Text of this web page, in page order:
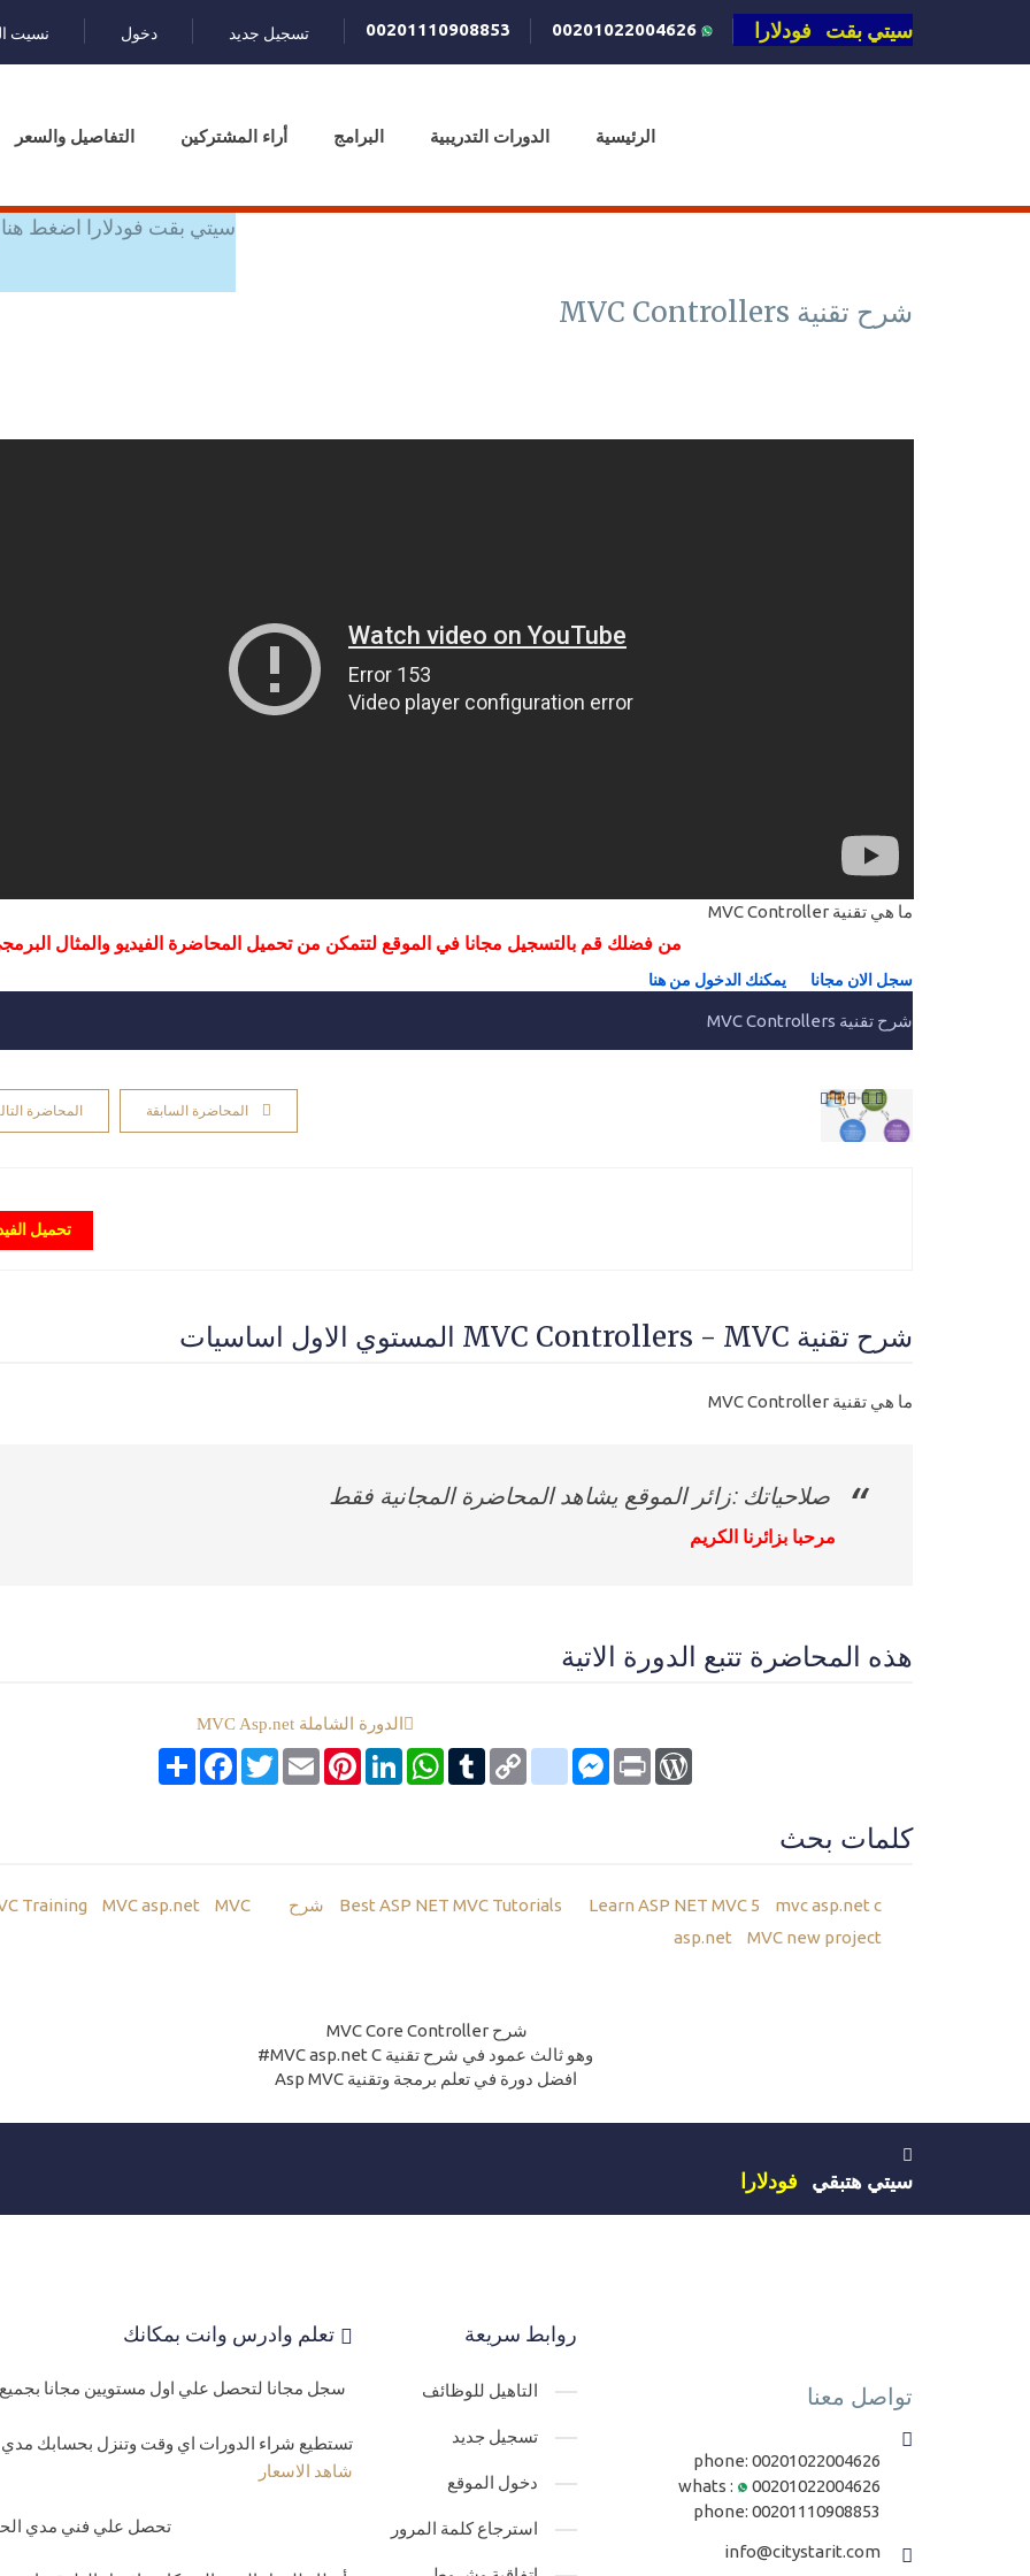
سيتي بقت فودلارا 00201110908853 تسجيل جديد دخول نسيت
الرئيسية الدورات التدريبية البرامج أراء المشتركين التفاصيل والسعر
سيتي بقت فودلارا اضغط
شرح تقنية MVC Controllers
ما هي تقنية MVC Controller
من فضلك قم بالتسجيل مجانا في الموقع لتتمكن من تحميل المحاضرة الفيديو والمثال
سجل الان مجانا يمكنك الدخول من هنا
شرح تقنية MVC Controllers
المحاضرة السابقة المحاضرة
تحميل
شرح تقنية MVC Controllers - MVC المستوي الاول اساسيات
ما هي تقنية MVC Controller
صلاحياتك :زائر الموقع يشاهد المحاضرة المجانية فقط
مرحبا بزائرنا الكريم
هذه المحاضرة تتبع الدورة الاتية
الدورة الشاملة MVC Asp.net
انشر
FacebookTwitterEmail
PinterestLinkedIn
WhatsAppTumblr Copy
Link
google_bookmarksMessenger Print
WordPress
كلمات بحث
Best ASP NET MVC Tutorials Learn ASP NET MVC 5 mvc asp.net c شرح MVC asp.net
MVC
asp.net
MVC new project
شرح MVC Core Controller
وهو ثالث عمود في شرح تقنية MVC asp.net C#
افضل دورة في تعلم برمجة وتقنية Asp MVC
سيتي هتبقي فودلارا
تواصل معنا
phone: 00201022004626
whats :
00201022004626
phone: 00201110908853
info@citystarit.com
روابط سريعة
التاهيل للوظائف
تسجيل جديد
دخول الموقع
استرجاع كلمة المرور
تعلم وادرس وانت بمكانك
سجل مجانا لتحصل علي اول مستويين مجانا بجميع
تستطيع شراء الدورات اي وقت وتنزل بحسابك مدي
شاهد الاسعار
تحصل علي فني مدي